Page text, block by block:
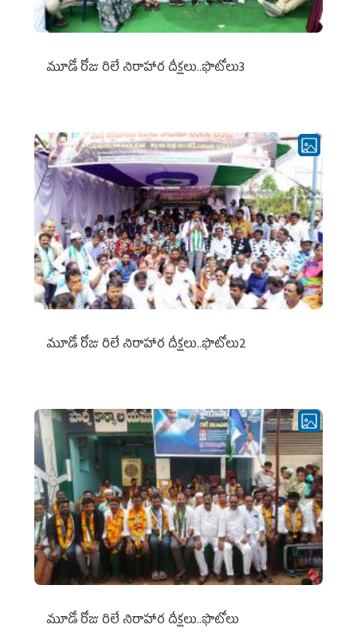
మూడో రోజు రిలే నిరాహార దీక్షలు..ఫొటోలు3
మూడో రోజు రిలే నిరాహార దీక్షలు..ఫొటోలు2
మూడో రోజు రిలే నిరాహార దీక్షలు..ఫొటోలు